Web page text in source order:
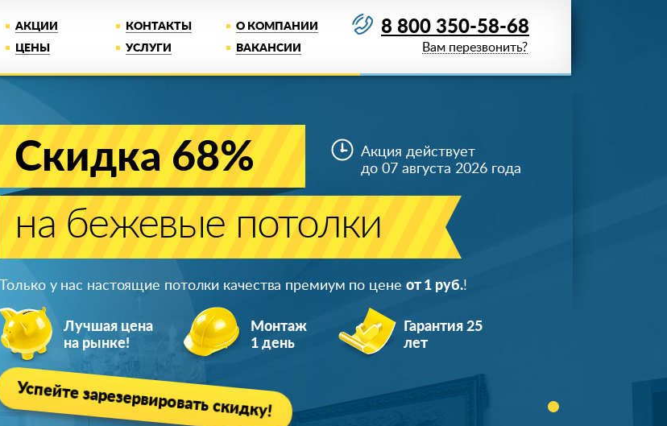
АКЦИИ КОНТАКТЫ
О КОМПАНИИ
ЦЕНЫ УСЛУГИ ВАКАНСИИ
8 800 350-58-68
Вам перезвонить?
Скидка 68%
на бежевые потолки
Акция действует
до 07 августа 2026 года
Только у нас настоящие потолки качества премиум по цене от 1 руб.!
Лучшая цена
на рынке!
Монтаж
1 день
Гарантия 25
лет
Успейте зарезервировать скидку!